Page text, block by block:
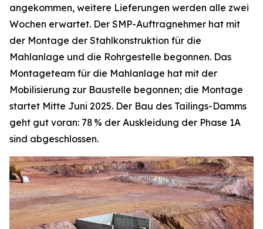
angekommen, weitere Lieferungen werden alle zwei
Wochen erwartet. Der SMP-Auftragnehmer hat mit
der Montage der Stahlkonstruktion für die
Mahlanlage und die Rohrgestelle begonnen. Das
Montageteam für die Mahlanlage hat mit der
Mobilisierung zur Baustelle begonnen; die Montage
startet Mitte Juni 2025. Der Bau des Tailings-Damms
geht gut voran: 78 % der Auskleidung der Phase 1A
sind abgeschlossen.